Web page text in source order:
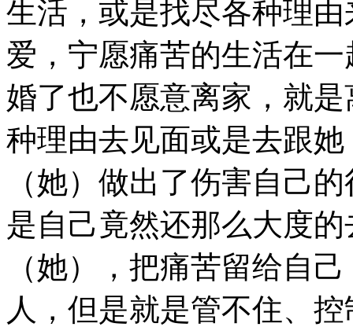
生活，或是找尽各种理
爱，宁愿痛苦的生活在
婚了也不愿意离家，就
种理由去见面或是去跟
（她）做出了伤害自己
是自己竟然还那么大度
（她），把痛苦留给自
人，但是就是管不住、